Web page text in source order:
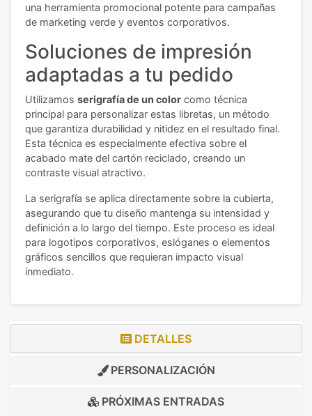
una herramienta promocional potente para campañas
de marketing verde y eventos corporativos.
Soluciones de impresión
adaptadas a tu pedido
Utilizamos serigrafía de un color como técnica
principal para personalizar estas libretas, un método
que garantiza durabilidad y nitidez en el resultado final.
Esta técnica es especialmente efectiva sobre el
acabado mate del cartón reciclado, creando un
contraste visual atractivo.
La serigrafía se aplica directamente sobre la cubierta,
asegurando que tu diseño mantenga su intensidad y
definición a lo largo del tiempo. Este proceso es ideal
para logotipos corporativos, eslóganes o elementos
gráficos sencillos que requieran impacto visual
inmediato.
DETALLES
PERSONALIZACIÓN
PRÓXIMAS ENTRADAS